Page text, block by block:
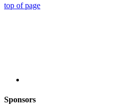
top of page
Sponsors